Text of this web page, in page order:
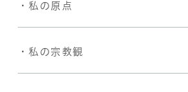
・私の原点
・私の宗教観